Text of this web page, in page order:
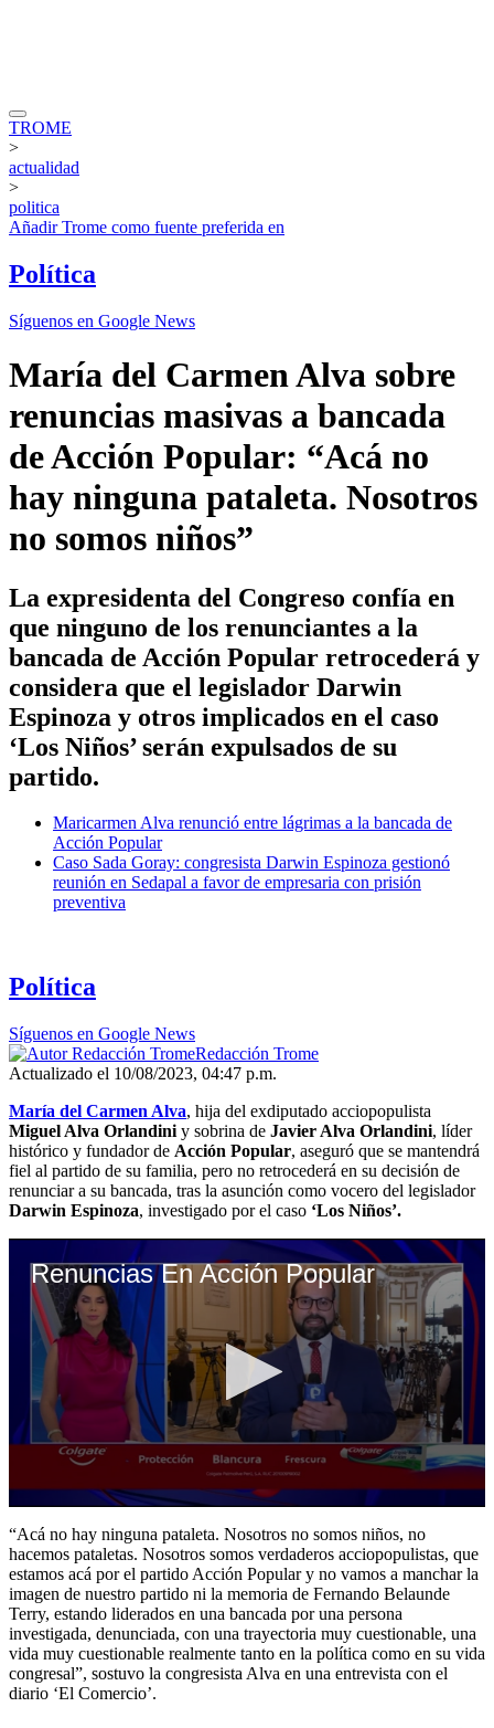
TROME
>
actualidad
>
politica
AñadirTrome como fuente preferida en
Política
Síguenos en Google News
María del Carmen Alva sobre
renuncias masivas a bancada
de Acción Popular: “Acá no
hay ninguna pataleta. Nosotros
no somos niños”
La expresidenta del Congreso confía en
que ninguno de los renunciantes a la
bancada de Acción Popular retrocederá y
considera que el legislador Darwin
Espinoza y otros implicados en el caso
‘Los Niños’ serán expulsados de su
partido.
Maricarmen Alva renunció entre lágrimas a la bancada de
Acción Popular
Caso Sada Goray: congresista Darwin Espinoza gestionó
reunión en Sedapal a favor de empresaria con prisión
preventiva
Política
Síguenos en Google News
Redacción Trome
Actualizado el 10/08/2023, 04:47 p.m.
María del Carmen Alva, hija del exdiputado acciopopulista
Miguel Alva Orlandini y sobrina de Javier Alva Orlandini, líder
histórico y fundador de Acción Popular, aseguró que se mantendrá
fiel al partido de su familia, pero no retrocederá en su decisión de
renunciar a su bancada, tras la asunción como vocero del legislador
Darwin Espinoza, investigado por el caso ‘Los Niños’.
Renuncias En Acción Popular
seconds
of
4
minutes,
19
seconds
“Acá no hay ninguna pataleta. Nosotros no somos niños, no
hacemos pataletas. Nosotros somos verdaderos acciopopulistas, que
estamos acá por el partido Acción Popular y no vamos a manchar la
imagen de nuestro partido ni la memoria de Fernando Belaunde
Terry, estando liderados en una bancada por una persona
investigada, denunciada, con una trayectoria muy cuestionable, una
vida muy cuestionable realmente tanto en la política como en su vida
congresal”, sostuvo la congresista Alva en una entrevista con el
diario ‘El Comercio’.